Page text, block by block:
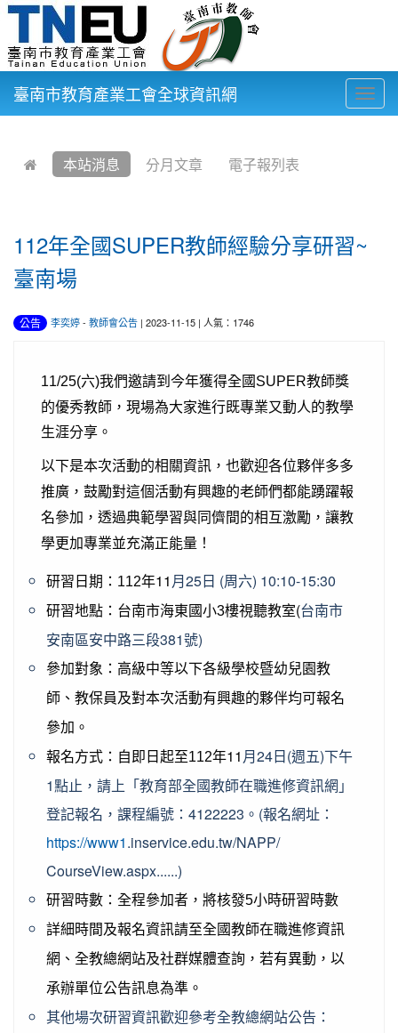
臺南市教育產業工會全球資訊網
本站消息 分月文章 電子報列表
112年全國SUPER教師經驗分享研習~
臺南場
公告 李奕婷- 教師會公告 | 2023-11-15 | 人氣：1746
11/25(六)我們邀請到今年獲得全國SUPER教師獎
的優秀教師，現場為大家進行既專業又動人的教學
生涯分享。
以下是本次活動的相關資訊，也歡迎各位夥伴多多
推廣， 鼓勵對這個活動有興趣的老師們都能踴躍報
名參加， 透過典範學習與同儕間的相互激勵，讓教
學更加專業並充滿正能量！
研習日期：112年11月25日 (周六) 10:10-15:30
研習地點：台南市海東國小3樓視聽教室(台南市
安南區安中路三段381號)
參加對象：高級中等以下各級學校暨幼兒園教
師、 教保員及對本次活動有興趣的夥伴均可報名
參加。
報名方式：自即日起至112年11月24日(週五)下午
1點止， 請上「教育部全國教師在職進修資訊網」
登記報名，課程編號：4122223。(報名網址：
https://www1.inservice.edu.tw/NAPP/
CourseView.aspx......)
研習時數：全程參加者，將核發5小時研習時數
詳細時間及報名資訊請至全國教師在職進修資訊
網、 全教總網站及社群媒體查詢，若有異動，以
承辦單位公告訊息為準。
其他場次研習資訊歡迎參考全教總網站公告：